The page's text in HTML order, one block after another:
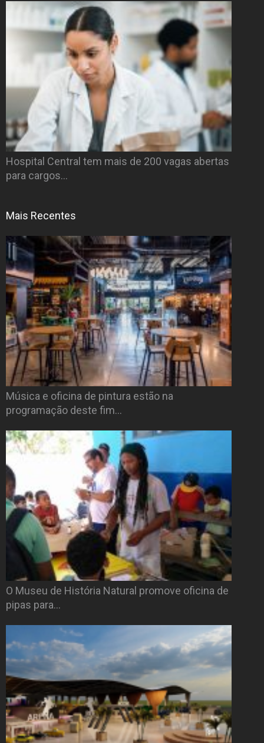
Hospital Central tem mais de 200 vagas abertas
para cargos…
Mais Recentes
Música e oficina de pintura estão na
programação deste fim…
O Museu de História Natural promove oficina de
pipas para…